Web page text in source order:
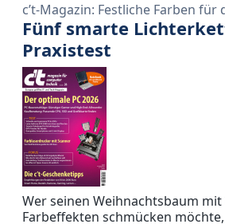
c’t-Magazin: Festliche Farben für
Fünf smarte
Praxistest
Wer seinen Weihnachtsbaum
Farbeffekten schmücken